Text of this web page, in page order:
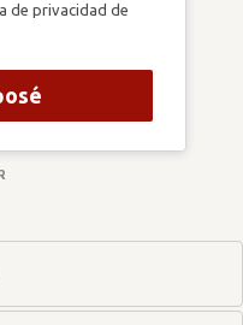
de privacidad de